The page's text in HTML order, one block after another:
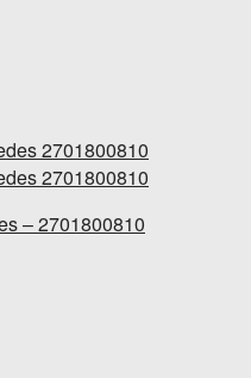
– 2701800810